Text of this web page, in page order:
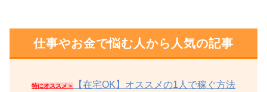
仕事やお金で悩む人から人気の記事
特にオススメ＞
【在宅OK】オススメの1人で稼ぐ方法